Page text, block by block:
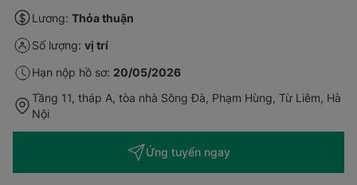
Lương: Thỏa thuận
Số lượng: vị trí
Hạn nộp hồ sơ: 20/05/2026
Tầng 11, tháp A, tòa nhà Sông Đà, Phạm Hùng, Từ Liêm, Hà
Nội
Ứng tuyển ngay